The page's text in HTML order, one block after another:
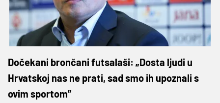
Dočekani brončani futsalaši: „Dosta ljudi u
Hrvatskoj nas ne prati, sad smo ih upoznali s
ovim sportom”